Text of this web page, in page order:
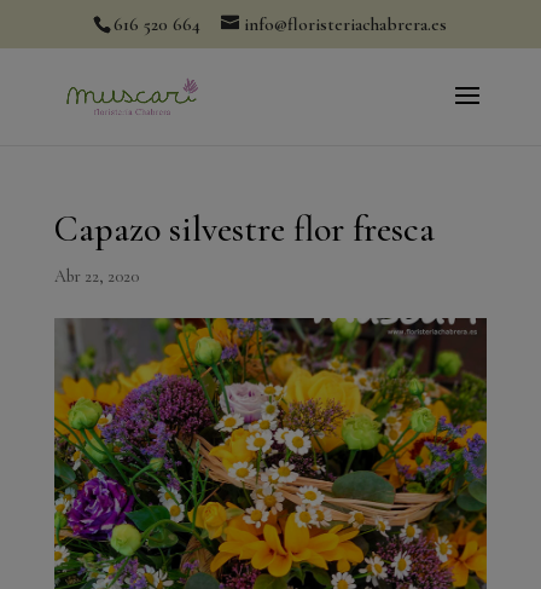
616 520 664 info@floristeriachabrera.es
Capazo silvestre flor fresca
Abr 22, 2020
modal-check